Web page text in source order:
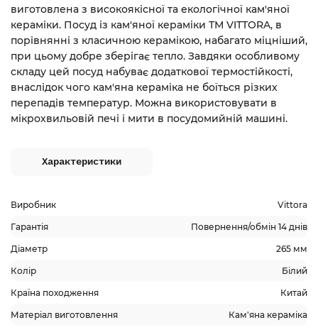
виготовлена з високоякісної та екологічної кам'яної
кераміки. Посуд із кам'яної кераміки ТМ VITTORA, в
порівнянні з класичною керамікою, набагато міцніший,
при цьому добре зберігає тепло. Завдяки особливому
складу цей посуд набуває додаткової термостійкості,
внаслідок чого кам'яна кераміка не боїться різких
перепадів температур. Можна використовувати в
мікрохвильовій печі і мити в посудомийній машині.
Характеристики
Виробник Vittora
Гарантія Повернення/обмін 14 днів
Діаметр 265 мм
Колір Білий
Країна походження Китай
Матеріал виготовлення Кам'яна кераміка